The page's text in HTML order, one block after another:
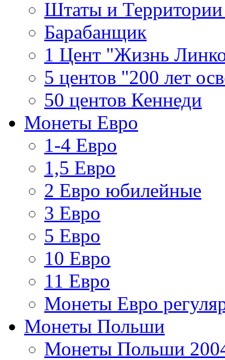
Штаты и
Барабанщик
1 Цент "Жизнь
5 центов "200 лет
50 центов Кеннеди
Монеты Евро
1-4 Евро
1,5 Евро
2 Евро юбилейные
3 Евро
5 Евро
10 Евро
11 Евро
Монеты Евро
Монеты Польши
Монеты Польши